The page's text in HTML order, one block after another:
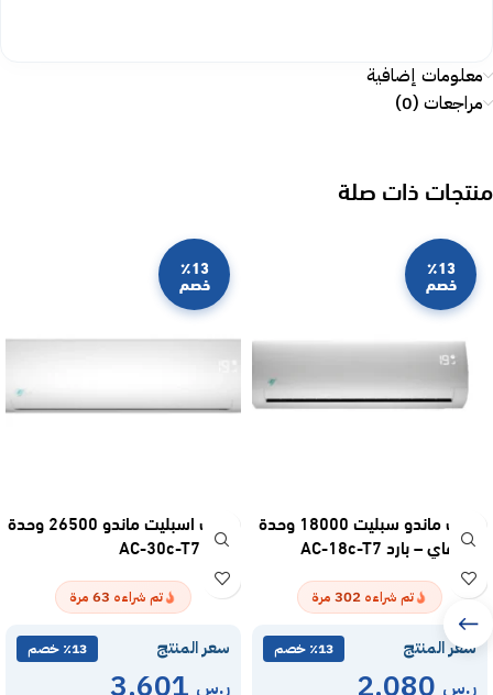
معلومات إضافية
مراجعات (0)
منتجات ذات صلة
٪13
خصم
مكيف ماندو سبليت 18000 وحدة
واي فاي – بارد AC-18c-T7
تم شراءه 302 مرة
سعر المنتج ٪13 خصم
ر.س
٪13
خصم
مكيف اسبليت ماندو 26500 وحدة
– بارد AC-30c-T7
تم شراءه 63 مرة
سعر المنتج ٪13 خصم
ر.س